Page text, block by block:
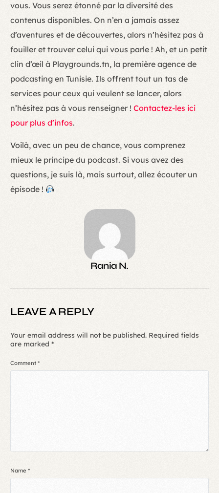
vous. Vous serez étonné par la diversité des
contenus disponibles. On n’en a jamais assez
d’aventures et de découvertes, alors n’hésitez pas à
fouiller et trouver celui qui vous parle ! Ah, et un petit
clin d’œil à Playgrounds.tn, la première agence de
podcasting en Tunisie. Ils offrent tout un tas de
services pour ceux qui veulent se lancer, alors
n’hésitez pas à vous renseigner !Contactez-les ici
pour plus d’infos.
Voilà, avec un peu de chance, vous comprenez
mieux le principe du podcast. Si vous avez des
questions, je suis là, mais surtout, allez écouter un
épisode !
Rania N.
LEAVE A REPLY
Your email address will not be published. Required fields
are marked*
Comment*
Name*